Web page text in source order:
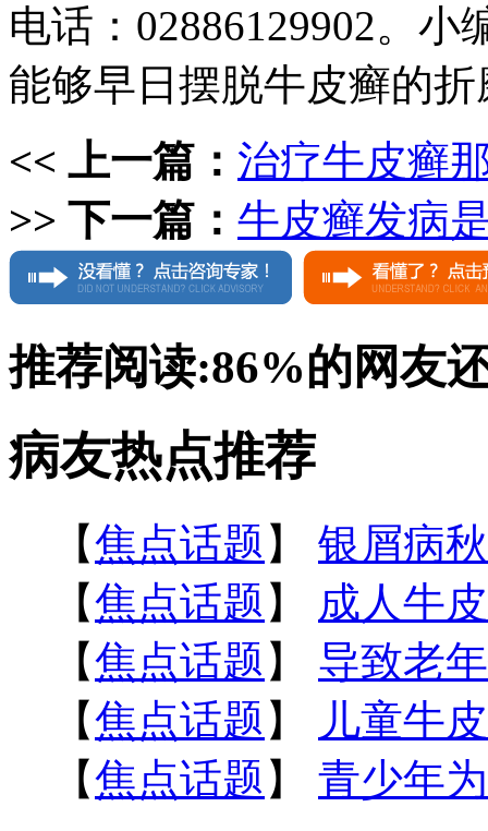
电话：02886129902。
能够早日摆脱牛皮癣的
<< 上一篇： 治疗牛皮癣
>> 下一篇： 牛皮癣发病
推荐阅读:86%的网友
病友热点推荐
【焦点话题 】 银屑病
【焦点话题 】 成人牛
【焦点话题 】 导致老
【焦点话题 】
儿童牛
【焦点话题 】 青少年